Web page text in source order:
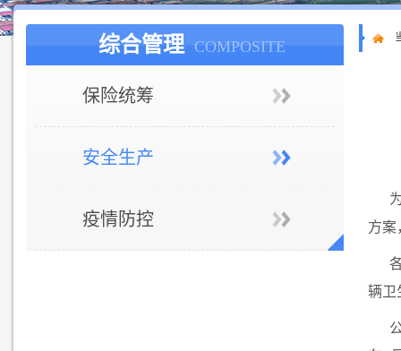
综合管理 COMPOSITE
保险统筹
安全生产
疫情防控
方案
辆卫